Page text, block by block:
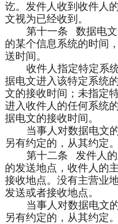
讫。发件人收到收件人
文视为已经收到。
第十一条
数据电
的某个信息系统的时间
送时间。
收件人指定特定系
据电文进入该特定系统
文的接收时间；未指定
进入收件人的任何系统
据电文的接收时间。
当事人对数据电文
另有约定的，从其约定。
第十二条
发件人
的发送地点，收件人的
接收地点。没有主营业
发送或者接收地点。
当事人对数据电文
另有约定的，从其约定。